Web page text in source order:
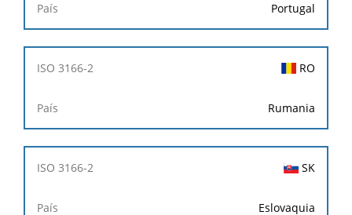
Portugal
RO
Rumania
SK
Eslovaquia